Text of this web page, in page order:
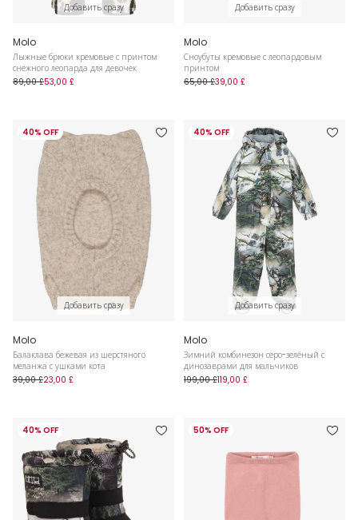
Добавить сразу
Molo
Лыжные брюки кремовые с принтом
снежного леопарда для девочек
89,00 £53,00 £
Добавить сразу
Molo
Сноубуты кремовые с леопардовым
принтом
65,00 £39,00 £
40% OFF
Добавить сразу
Molo
Балаклава бежевая из шерстяного
меланжа с ушками кота
39,00 £23,00 £
40% OFF
Добавить сразу
Molo
Зимний комбинезон серо-зелёный с
динозаврами для мальчиков
199,00 £119,00 £
40% OFF 50% OFF